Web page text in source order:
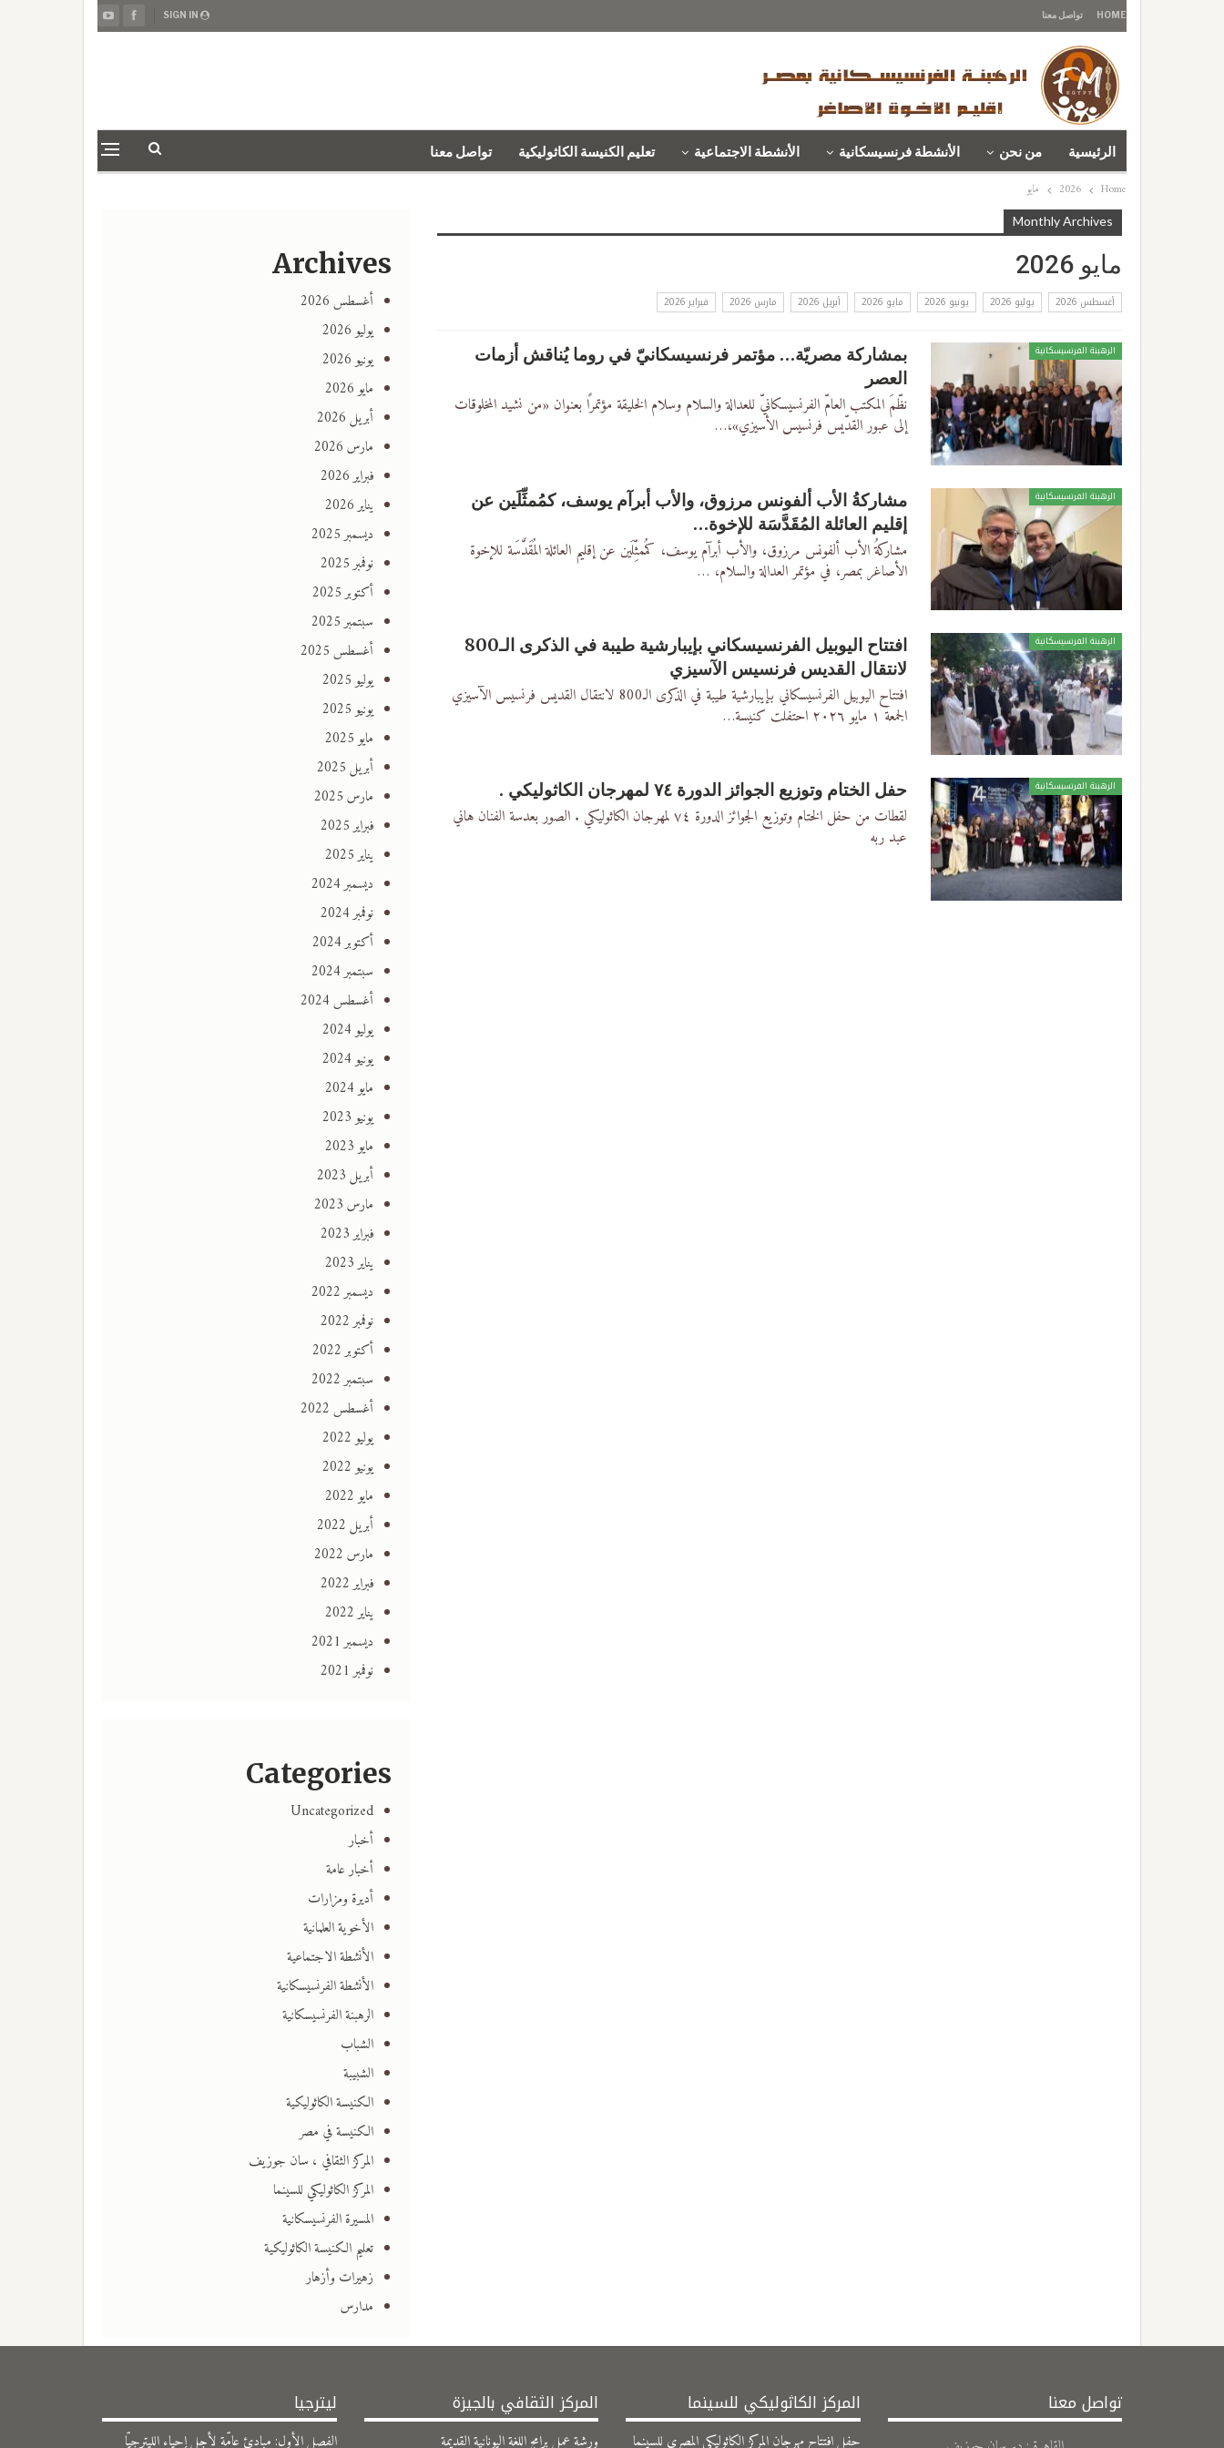
HOME تواصل معنا
الرئيسية من نحن الأنشطة فرنسيسكانية الأنشطة الاجتماعية تعليم الكنيسة الكاثوليكية تواصل معنا
Home
2026 مايو
Monthly Archives
مايو 2026
أغسطس 2026 يوليو 2026 يونيو 2026 مايو 2026 أبريل 2026 مارس 2026 فبراير 2026
الرهبنة الفرنسيسكانية
بمشاركة مصريّة… مؤتمر فرنسيسكانيّ في روما يُناقش أزمات
العصر
نظّمَ المكتب العامّ الفرنسيسكانيّ للعدالة والسلام وسلام الخليقة مؤتمرًا بعنوان «من نشيد المخلوقات
إلى عبور القدّيس فرنسيس الأسيزي»،…
الرهبنة الفرنسيسكانية
مشاركةُ الأب ألفونس مرزوق، والأب أبرآم يوسف، كمُمثِّلَين عن
إقليم العائلة المُقَدَّسَة للإخوة…
مشاركةُ الأب ألفونس مرزوق، والأب أبرآم يوسف، كمُمثِّلَين عن إقليم العائلة المُقَدَّسَة للإخوة
الأصاغر بمصر، في مؤتمر العدالة والسلام، …
الرهبنة الفرنسيسكانية
افتتاح اليوبيل الفرنسيسكاني بإيبارشية طيبة في الذكرى الـ800
لانتقال القديس فرنسيس الآسيزي
افتتاح اليوبيل الفرنسيسكاني بإيبارشية طيبة في الذكرى الـ800 لانتقال القديس فرنسيس الآسيزي
الجمعة ١ مايو ٢٠٢٦ احتفلت كنيسة…
الرهبنة الفرنسيسكانية حفل الختام وتوزيع الجوائز الدورة ٧٤ لمهرجان الكاثوليكي .
لقطات من حفل الختام وتوزيع الجوائز الدورة ٧٤ لمهرجان الكاثوليكي .
الصور بعدسة الفنان هاني
عبد ربه
Archives
أغسطس 2026
يوليو 2026
يونيو 2026
مايو 2026
أبريل 2026
مارس 2026
فبراير 2026
يناير 2026
ديسمبر 2025
نوفمبر 2025
أكتوبر 2025
سبتمبر 2025
أغسطس 2025
يوليو 2025
يونيو 2025
مايو 2025
أبريل 2025
مارس 2025
فبراير 2025
يناير 2025
ديسمبر 2024
نوفمبر 2024
أكتوبر 2024
سبتمبر 2024
أغسطس 2024
يوليو 2024
يونيو 2024
مايو 2024
يونيو 2023
مايو 2023
أبريل 2023
مارس 2023
فبراير 2023
يناير 2023
ديسمبر 2022
نوفمبر 2022
أكتوبر 2022
سبتمبر 2022
أغسطس 2022
يوليو 2022
يونيو 2022
مايو 2022
أبريل 2022
مارس 2022
فبراير 2022
يناير 2022
ديسمبر 2021
نوفمبر 2021
Categories
Uncategorized
أخبار
أخبار عامة
أديرة ومزارات
الأخوية العلمانية
الأنشطة الاجتماعية
الأنشطة الفرنسيسكانية
الرهبنة الفرنسيسكانية
الشباب
الشبيبة
الكنيسة الكاثوليكية
الكنيسة في مصر
المركز الثقافي ، سان جوزيف
المركز الكاثوليكي للسينما
المسيرة الفرنسيسكانية
تعليم الكنيسة الكاثوليكية
زهيرات وأزهار
مدارس
تواصل معنا المركز الكاثوليكي للسينما
حفل افتتاح مهرجان المركز الكاثوليكي المصري للسينما
المركز الثقافي بالجيزة
ورشة عمل برامج اللغة اليونانية القديمة
ليترجيا
الفصل الأول: مبادئ عامّة لأجل إحياء الليترجيّا